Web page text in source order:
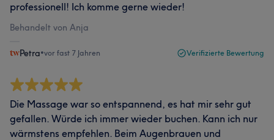
professionell! Ich komme gerne wieder!
Behandelt von Anja
Petra•vor fast 7 Jahren Verifizierte Bewertung
Die Massage war so entspannend, es hat mir sehr gut
gefallen. Würde ich immer wieder buchen. Kann ich nur
wärmstens empfehlen. Beim Augenbrauen und